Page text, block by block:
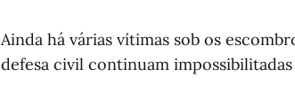
Ainda há várias vítimas sob os
defesa civil continuam